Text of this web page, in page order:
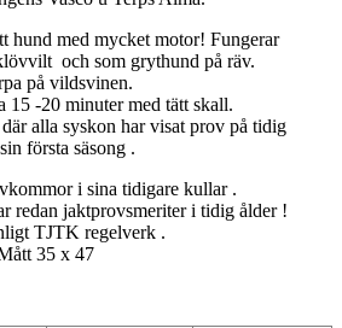
hund med mycket motor! Fungerar
och som grythund på räv.
på vildsvinen.
-20 minuter med tätt skall.
alla syskon har visat prov på tidig
första säsong .
i sina tidigare kullar .
redan jaktprovsmeriter i tidig ålder !
TJTK regelverk .
35 x 47